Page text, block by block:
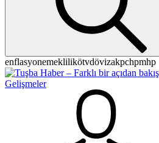
enflasyonemeklilikötvdövizakpchpmhp